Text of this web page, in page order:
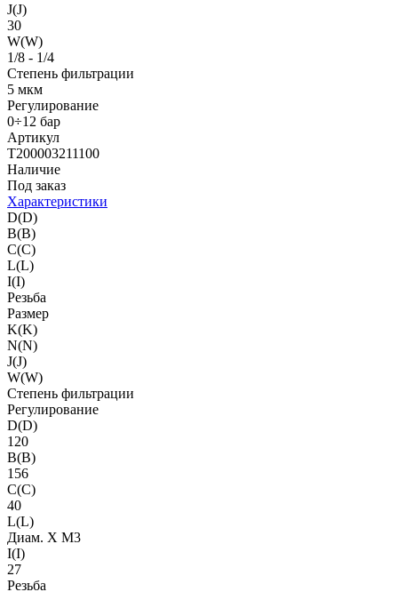
J(J)
30
W(W)
1/8 - 1/4
Степень фильтрации
5 мкм
Регулирование
0÷12 бар
Артикул
T200003211100
Наличие
Под заказ
Характеристики
D(D)
B(B)
C(C)
L(L)
I(I)
Резьба
Размер
K(K)
N(N)
J(J)
W(W)
Степень фильтрации
Регулирование
D(D)
120
B(B)
156
C(C)
40
L(L)
Диам. X M3
I(I)
27
Резьба